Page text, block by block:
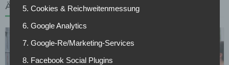
ÄHNLICHE ARTIKEL
5. Cookies & Reichweitenmessung
6. Google Analytics
7. Google-Re/Marketing-Services
8. Facebook Social Plugins